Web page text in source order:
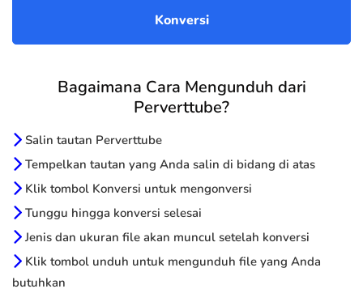
Bagaimana Cara Mengunduh dari
Perverttube?
Salin tautan Perverttube
Tempelkan tautan yang Anda salin di bidang di atas
Klik tombol Konversi untuk mengonversi
Tunggu hingga konversi selesai
Jenis dan ukuran file akan muncul setelah konversi
Klik tombol unduh untuk mengunduh file yang Anda
butuhkan